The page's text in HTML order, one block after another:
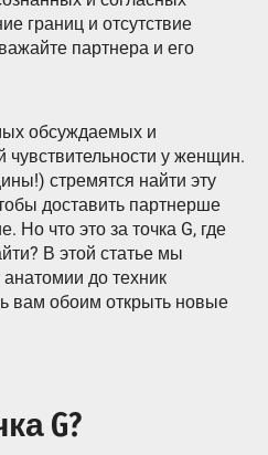
границ и отсутствие
партнера и его
обсуждаемых и
чувствительности у женщин.
стремятся найти эту
доставить партнерше
Но что это за точка G, где
В этой статье мы
до техник
вам обоим открыть новые
G?